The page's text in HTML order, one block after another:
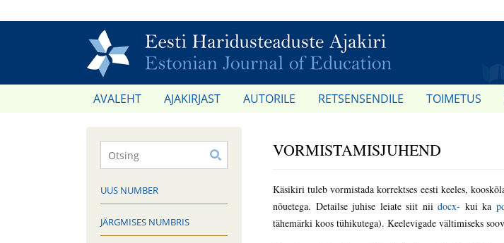
AVALEHT AJAKIRJAST AUTORILE RETSENSENDILE TOIMETUS
UUS NUMBER
JÄRGMISES NUMBRIS
VORMISTAMISJUHEND
Käsikiri tuleb vormistada korrektses eesti keeles,
nõuetega. Detailse juhise leiate siit nii docx- kui ka
tähemärki koos tühikutega). Keelevigade vältimiseks